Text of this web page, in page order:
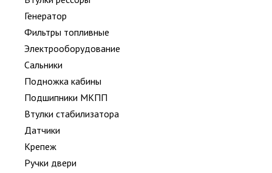
Генератор
Фильтры топливные
Электрооборудование
Сальники
Подножка кабины
Подшипники МКПП
Втулки стабилизатора
Датчики
Крепеж
Ручки двери